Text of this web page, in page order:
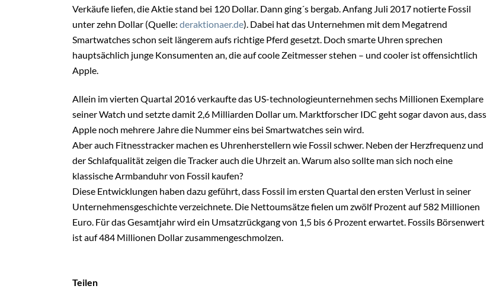
Verkäufe liefen, die Aktie stand bei 120 Dollar. Dann ging´s bergab. Anfang Juli 2017 notierte Fossil
unter zehn Dollar (Quelle: deraktionaer.de). Dabei hat das Unternehmen mit dem Megatrend
Smartwatches schon seit längerem aufs richtige Pferd gesetzt. Doch smarte Uhren sprechen
hauptsächlich junge Konsumenten an, die auf coole Zeitmesser stehen – und cooler ist offensichtlich
Apple.
Allein im vierten Quartal 2016 verkaufte das US-technologieunternehmen sechs Millionen Exemplare
seiner Watch und setzte damit 2,6 Milliarden Dollar um. Marktforscher IDC geht sogar davon aus, dass
Apple noch mehrere Jahre die Nummer eins bei Smartwatches sein wird.
Aber auch Fitnesstracker machen es Uhrenherstellern wie Fossil schwer. Neben der Herzfrequenz und
der Schlafqualität zeigen die Tracker auch die Uhrzeit an. Warum also sollte man sich noch eine
klassische Armbanduhr von Fossil kaufen?
Diese Entwicklungen haben dazu geführt, dass Fossil im ersten Quartal den ersten Verlust in seiner
Unternehmensgeschichte verzeichnete. Die Nettoumsätze fielen um zwölf Prozent auf 582 Millionen
Euro. Für das Gesamtjahr wird ein Umsatzrückgang von 1,5 bis 6 Prozent erwartet. Fossils Börsenwert
ist auf 484 Millionen Dollar zusammengeschmolzen.
Teilen